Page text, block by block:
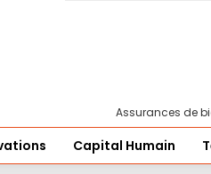
Assurances de
Capital Humain